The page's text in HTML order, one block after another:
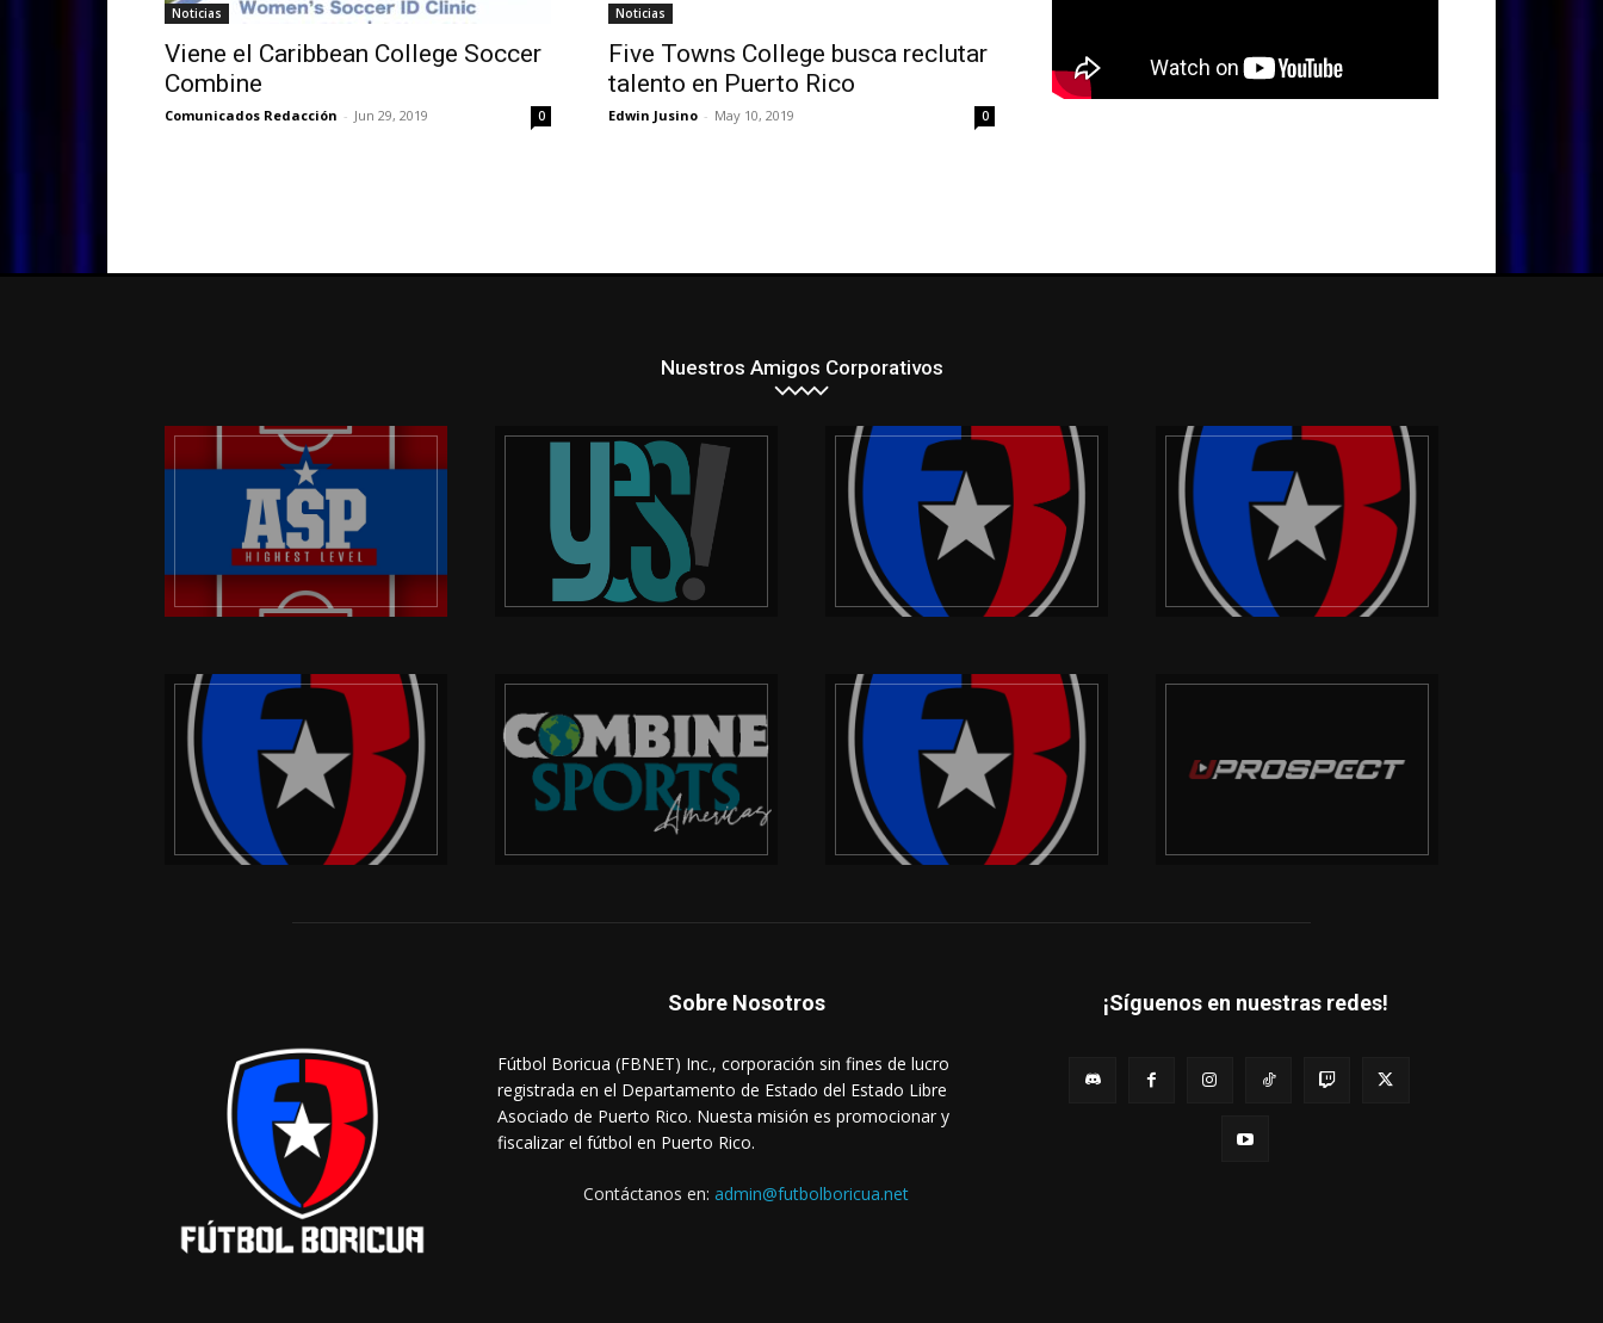
Noticias
Viene el Caribbean College Soccer
Combine
Comunicados Redacción - Jun 29, 2019 0
Noticias
Five Towns College busca reclutar
talento en Puerto Rico
Edwin Jusino - May 10, 2019 0
Nuestros Amigos Corporativos
Sobre Nosotros
Fútbol Boricua (FBNET) Inc., corporación sin fines de lucro
registrada en el Departamento de Estado del Estado Libre
Asociado de Puerto Rico. Nuesta misión es promocionar y
fiscalizar el fútbol en Puerto Rico.
Contáctanos en: admin@futbolboricua.net
¡Síguenos en nuestras redes!